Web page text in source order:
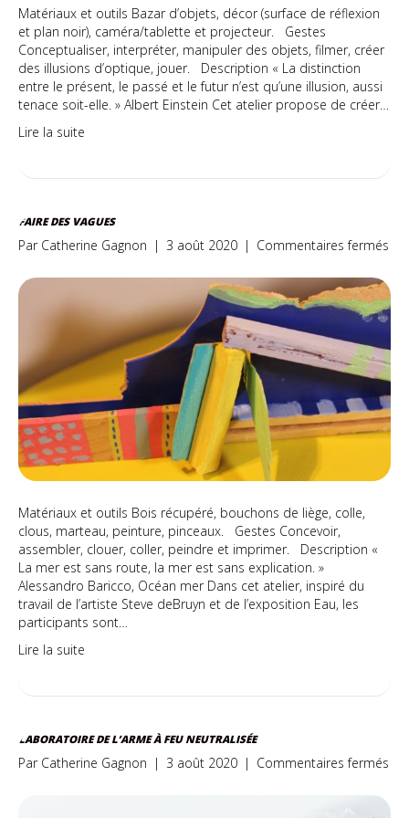
Matériaux et outils Bazar d’objets, décor (surface de réflexion
et plan noir), caméra/tablette et projecteur. Gestes
Conceptualiser, interpréter, manipuler des objets, filmer, créer
des illusions d’optique, jouer. Description « La distinction
entre le présent, le passé et le futur n’est qu’une illusion, aussi
tenace soit-elle. » Albert Einstein Cet atelier propose de créer…
Lire la suite
FAIRE DES VAGUES
Par Catherine Gagnon | 3 août 2020 | Commentaires fermés
Matériaux et outils Bois récupéré, bouchons de liège, colle,
clous, marteau, peinture, pinceaux. Gestes Concevoir,
assembler, clouer, coller, peindre et imprimer. Description «
La mer est sans route, la mer est sans explication. »
Alessandro Baricco, Océan mer Dans cet atelier, inspiré du
travail de l’artiste Steve deBruyn et de l’exposition Eau, les
participants sont…
Lire la suite
LABORATOIRE DE L’ARME À FEU NEUTRALISÉE
Par Catherine Gagnon | 3 août 2020 | Commentaires fermés